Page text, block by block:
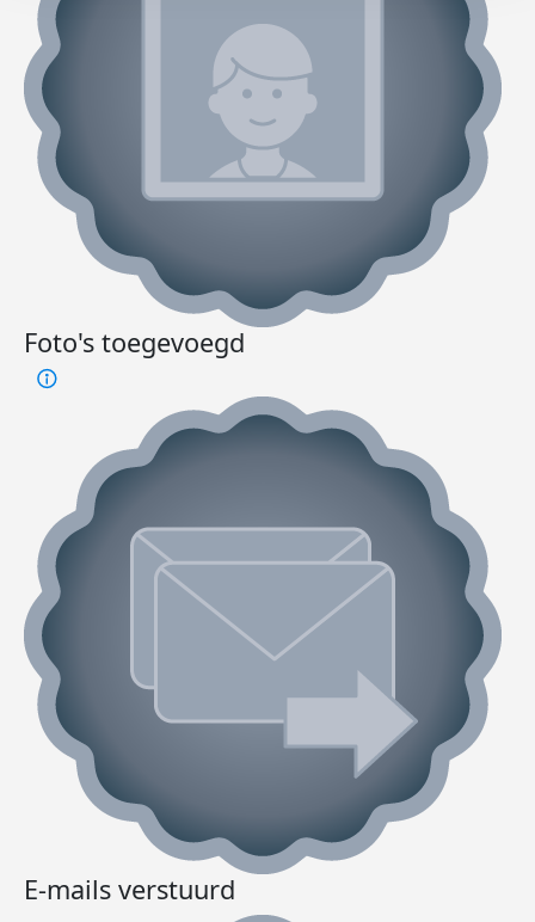
Foto's toegevoegd
E-mails verstuurd